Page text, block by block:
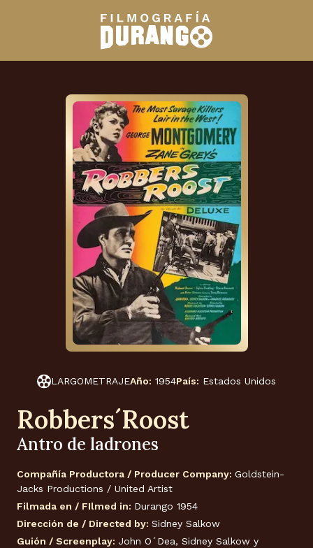
LARGOMETRAJEAño: 1954País: Estados Unidos
Robbers´Roost
Antro de ladrones
Compañía Productora / Producer Company: Goldstein-
Jacks Productions / United Artist
Filmada en / FIlmed in: Durango 1954
Dirección de / Directed by: Sidney Salkow
Guión / Screenplay: John O´Dea, Sidney Salkow y